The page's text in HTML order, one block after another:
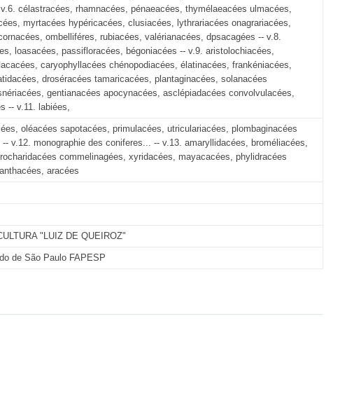
célastracées, rhamnacées, pénaeacées, thymélaeacées ulmacées,
myrtacées hypéricacées, clusiacées, lythrariacées onagrariacées,
ombelliféres, rubiacées, valérianacées, dpsacagées -- v.8.
loasacées, passifloracées, bégoniacées -- v.9. aristolochiacées,
caryophyllacées chénopodiacées, élatinacées, frankéniacées,
droséracées tamaricacées, plantaginacées, solanacées
gentianacées apocynacées, asclépiadacées convolvulacées,
-- v.11. labiées,
oléacées sapotacées, primulacées, utriculariacées, plombaginacées
v.12. monographie des coniferes... -- v.13. amaryllidacées, broméliacées,
commelinagées, xyridacées, mayacacées, phylidracées
aracées
"LUIZ DE QUEIROZ"
de São Paulo FAPESP